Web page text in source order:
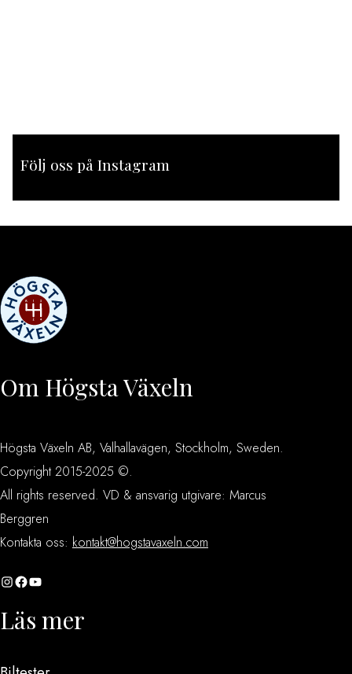
Följ oss på Instagram
Om Högsta Växeln
Högsta Växeln AB, Valhallavägen, Stockholm, Sweden.
Copyright 2015-2025 ©.
All rights reserved. VD & ansvarig utgivare: Marcus
Berggren
Kontakta oss: kontakt@hogstavaxeln.com
InstagramFacebook YouTube
Läs mer